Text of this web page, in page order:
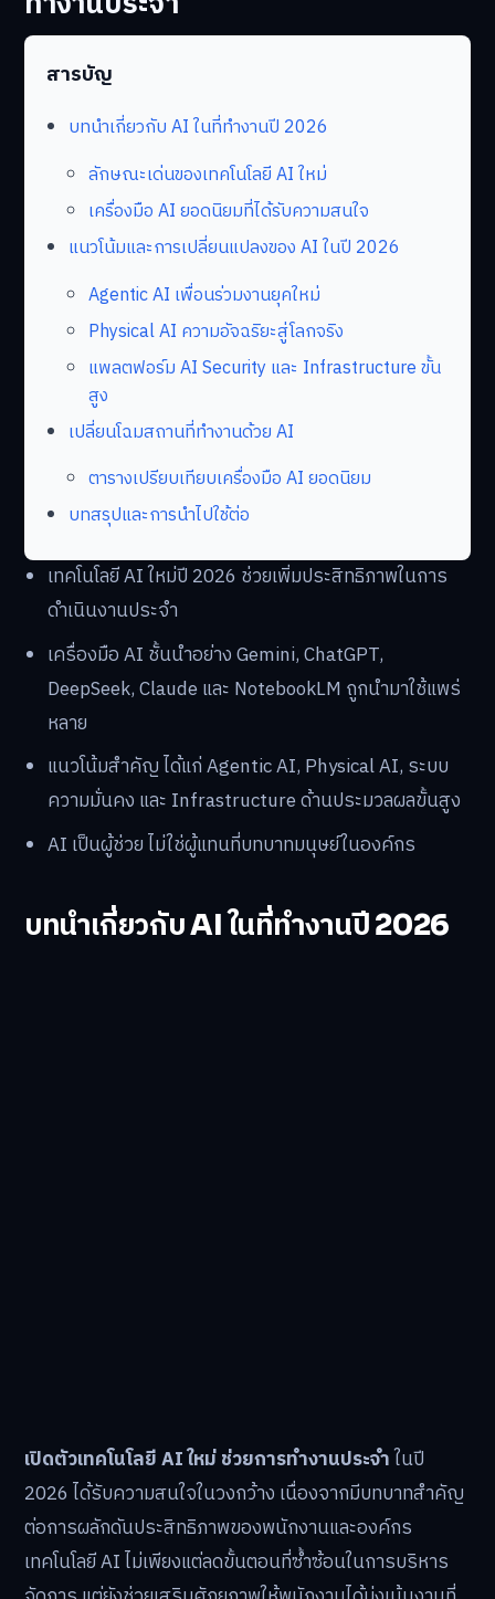
สารบัญ
บทนำเกี่ยวกับ AI ในที่ทำงานปี 2026
ลักษณะเด่นของเทคโนโลยี AI ใหม่
เครื่องมือ AI ยอดนิยมที่ได้รับความสนใจ
แนวโน้มและการเปลี่ยนแปลงของ AI ในปี 2026
Agentic AI เพื่อนร่วมงานยุคใหม่
Physical AI ความอัจฉริยะสู่โลกจริง
แพลตฟอร์ม AI Security และ Infrastructure ขั้น
สูง
เปลี่ยนโฉมสถานที่ทำงานด้วย AI
ตารางเปรียบเทียบเครื่องมือ AI ยอดนิยม
บทสรุปและการนำไปใช้ต่อ
เทคโนโลยี AI ใหม่ปี 2026 ช่วยเพิ่มประสิทธิภาพในการ
ดำเนินงานประจำ
เครื่องมือ AI ชั้นนำอย่าง Gemini, ChatGPT,
DeepSeek, Claude และ NotebookLM ถูกนำมาใช้แพร่
หลาย
แนวโน้มสำคัญ ได้แก่ Agentic AI, Physical AI, ระบบ
ความมั่นคง และ Infrastructure ด้านประมวลผลขั้นสูง
AI เป็นผู้ช่วย ไม่ใช่ผู้แทนที่บทบาทมนุษย์ในองค์กร
บทนำเกี่ยวกับ AI ในที่ทำงานปี 2026
เปิดตัวเทคโนโลยี AI ใหม่ ช่วยการทำงานประจำในปี
2026 ได้รับความสนใจในวงกว้าง เนื่องจากมีบทบาทสำคัญ
ต่อการผลักดันประสิทธิภาพของพนักงานและองค์กร
เทคโนโลยี AI ไม่เพียงแต่ลดขั้นตอนที่ซ้ำซ้อนในการบริหาร